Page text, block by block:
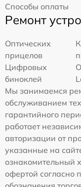
Способы оплаты
Ремонт
Оптических
прицелов
Цифровых
биноклей
Мы занимаемся
обслуживанием
гарантийного
работает
авторизации от
указанные на
ознакомительный
офертой согласно